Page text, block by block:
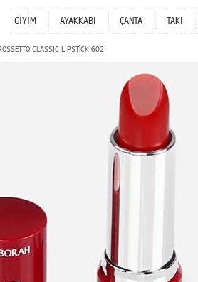
GİYİM AYAKKABI ÇANTA TAKI
CLASSIC LIPSTlCK 602